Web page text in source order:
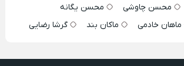
محسن چاوشی
محسن یگانه
ماهان خادمی ماکان بند گرشا رضایی